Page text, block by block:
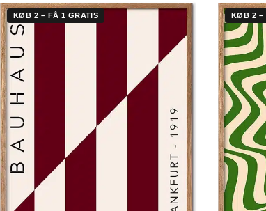
KØB 2 – FÅ 1 GRATIS KØB 2 –